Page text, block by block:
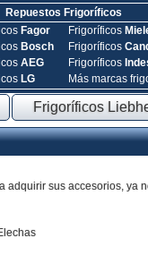
Repuestos Frigoríficos
Fagor
Bosch
AEG
LG
Frigoríficos
Frigoríficos
Frigoríficos
Más marcas
Frigoríficos
adquirir sus accesorios, ya